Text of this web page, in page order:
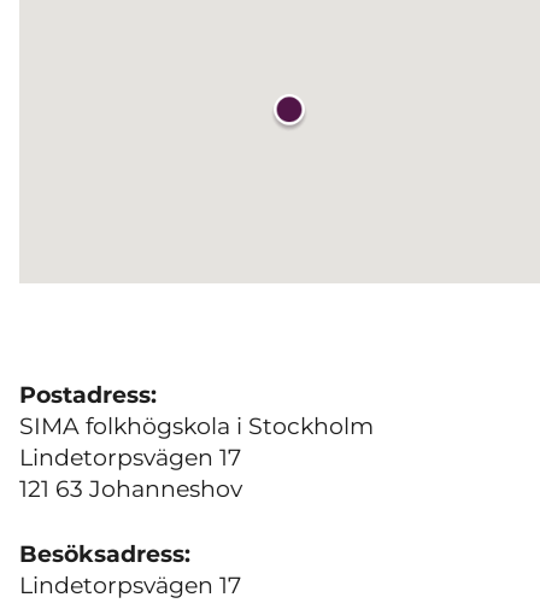
Postadress:
SIMA folkhögskola i Stockholm
Lindetorpsvägen 17
121 63 Johanneshov
Besöksadress:
Lindetorpsvägen 17